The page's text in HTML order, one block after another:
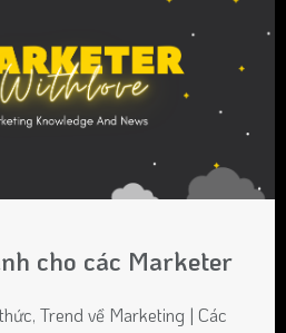
cho các Marketer
Trend về Marketing | Các